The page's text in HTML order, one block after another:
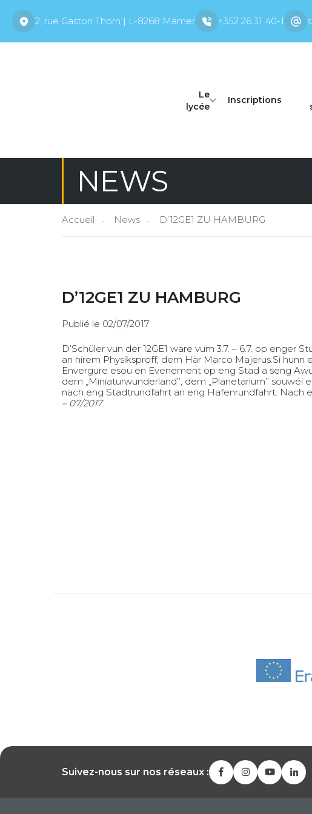
2, rue Gaston Thorn | L-8268 Mamer +352 26 31 40-1
Le
lycée
Inscriptions
NEWS
Accueil News D’12GE1 ZU HAMBURG
D’12GE1 ZU HAMBURG
Publié le 02/07/2017
D’Schüler vun der 12GE1 ware vum 3.7. – 6.7. op enger
an hirem Physiksproff, dem Här Marco Majerus.Si hunn
Envergure esou en Evenement op eng Stad a seng
dem „Miniaturwunderland’’, dem „Planetarium’’
nach eng Stadtrundfahrt an eng Hafenrundfahrt. Nach
– 07/2017
Suivez-nous sur nos réseaux :